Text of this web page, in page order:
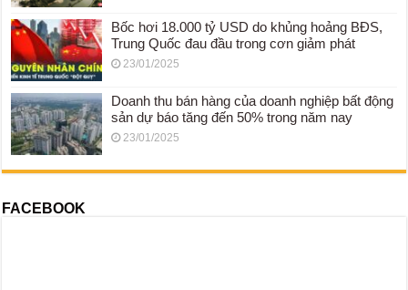
Bốc hơi 18.000 tỷ USD do khủng hoảng BĐS,
Trung Quốc đau đầu trong cơn giảm phát
23/01/2025
Doanh thu bán hàng của doanh nghiệp bất động
sản dự báo tăng đến 50% trong năm nay
23/01/2025
FACEBOOK